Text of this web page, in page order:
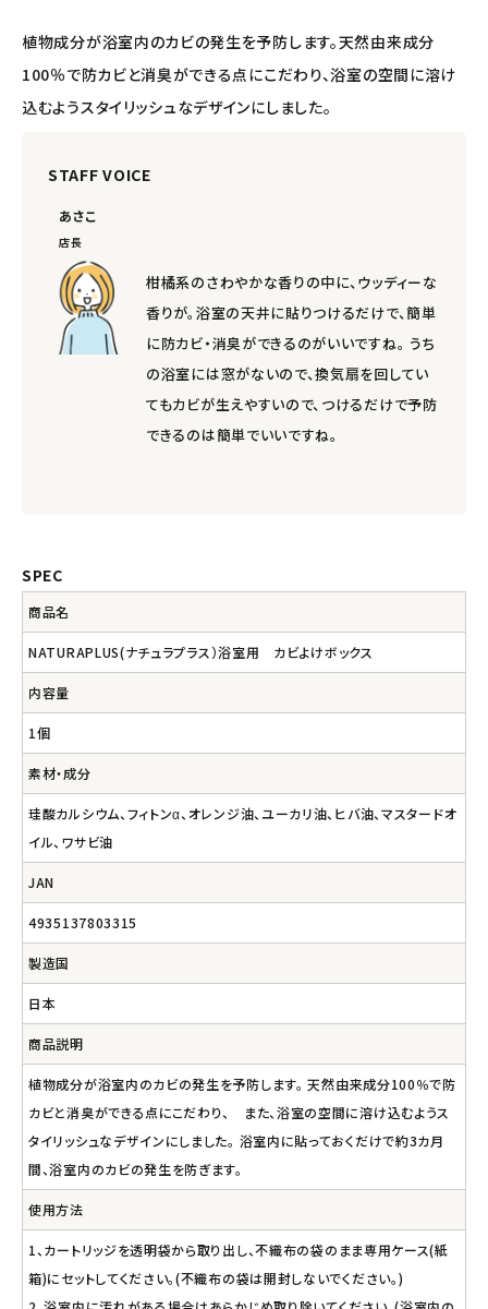
ご利用ガイド等
植物成分が浴室内のカビの発生を予防します。天然由来成分
100％で防カビと消臭ができる点にこだわり、浴室の空間に溶け
込むようスタイリッシュなデザインにしました。
STAFF VOICE
あさこ
店長
柑橘系のさわやかな香りの中に、ウッディーな
香りが。浴室の天井に貼りつけるだけで、簡単
に防カビ・消臭ができるのがいいですね。 うち
の浴室には窓がないので、換気扇を回してい
てもカビが生えやすいので、つけるだけで予防
できるのは簡単でいいですね。
SPEC
商品名
NATURAPLUS(ナチュラプラス）浴室用 カビよけボックス
内容量
1個
素材・成分
珪酸カルシウム、フィトンα、オレンジ油、ユーカリ油、ヒバ油、マスタードオ
イル、ワサビ油
JAN
4935137803315
製造国
日本
商品説明
植物成分が浴室内のカビの発生を予防します。 天然由来成分100％で防
カビと消臭ができる点にこだわり、 また、浴室の空間に溶け込むようス
タイリッシュなデザインにしました。 浴室内に貼っておくだけで約3カ月
間、浴室内のカビの発生を防ぎます。
使用方法
1、カートリッジを透明袋から取り出し、不織布の袋のまま専用ケース(紙
箱)にセットしてください。(不織布の袋は開封しないでください。)